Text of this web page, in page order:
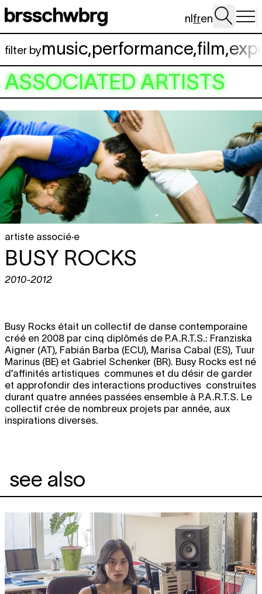
Aller au contenu principal
nlfren
filter bymusic,performance,film,
ASSOCIATED ARTISTS
artiste associé·e
BUSY ROCKS
2010-2012
Busy Rocks était un collectif de danse contemporaine
créé en 2008 par cinq diplômés de P.A.R.T.S.: Franziska
Aigner (AT), Fabián Barba (ECU), Marisa Cabal (ES), Tuur
Marinus (BE) et Gabriel Schenker (BR). Busy Rocks est né
d’affinités artistiques communes et du désir de garder
et approfondir des interactions productives construites
durant quatre années passées ensemble à P.A.R.T.S. Le
collectif crée de nombreux projets par année, aux
inspirations diverses.
see also